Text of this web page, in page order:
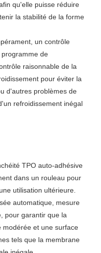
qu'elle puisse réduire
la stabilité de la forme
un contrôle
de
raisonnable de la
pour éviter la
d'autres problèmes de
refroidissement inégal
TPO auto-adhésive
dans un rouleau pour
utilisation ultérieure.
automatique, mesure
pour garantir que la
modérée et une surface
tels que la membrane